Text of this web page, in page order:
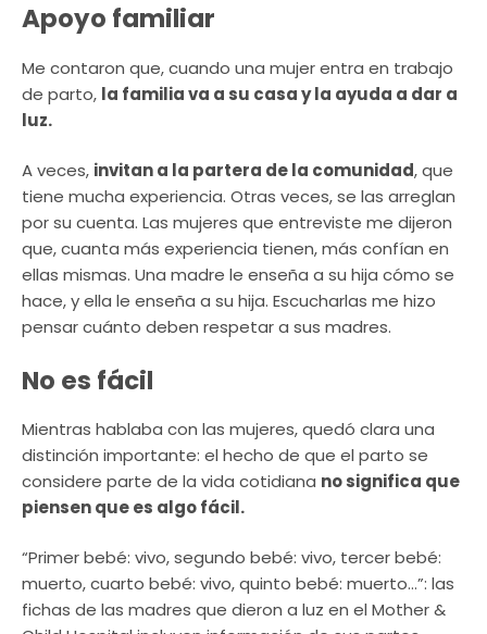
Apoyo familiar
Me contaron que, cuando una mujer entra en trabajo
de parto, la familia va a su casa y la ayuda a dar a
luz.
A veces, invitan a la partera de la comunidad, que
tiene mucha experiencia. Otras veces, se las arreglan
por su cuenta. Las mujeres que entreviste me dijeron
que, cuanta más experiencia tienen, más confían en
ellas mismas. Una madre le enseña a su hija cómo se
hace, y ella le enseña a su hija. Escucharlas me hizo
pensar cuánto deben respetar a sus madres.
No es fácil
Mientras hablaba con las mujeres, quedó clara una
distinción importante: el hecho de que el parto se
considere parte de la vida cotidiana no significa que
piensen que es algo fácil.
“Primer bebé: vivo, segundo bebé: vivo, tercer bebé:
muerto, cuarto bebé: vivo, quinto bebé: muerto…”: las
fichas de las madres que dieron a luz en el Mother &